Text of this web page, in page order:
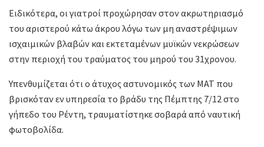
Ειδικότερα, οι γιατροί προχώρησαν στον ακρωτηριασμό
του αριστερού κάτω άκρου λόγω των μη αναστρέψιμων
ισχαιμικών βλαβών και εκτεταμένων μυϊκών νεκρώσεων
στην περιοχή του τραύματος του μηρού του 31χρονου.
Υπενθυμίζεται ότι ο άτυχος αστυνομικός των ΜΑΤ που
βρισκόταν εν υπηρεσία το βράδυ της Πέμπτης 7/12 στο
γήπεδο του Ρέντη, τραυματίστηκε σοβαρά από ναυτική
φωτοβολίδα.